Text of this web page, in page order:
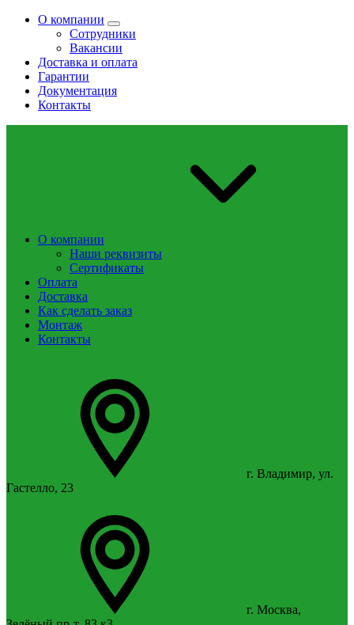
О компании
Сотрудники
Вакансии
Доставка и оплата
Гарантии
Документация
Контакты
О компании
Наши реквизиты
Сертификаты
Оплата
Доставка
Как сделать заказ
Монтаж
Контакты
г. Владимир, ул.
Гастелло, 23
г. Москва,